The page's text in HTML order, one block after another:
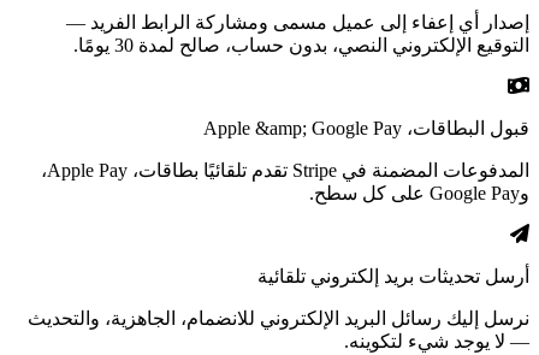
إصدار أي إعفاء إلى عميل مسمى ومشاركة الرابط الفريد —
التوقيع الإلكتروني النصي، بدون حساب، صالح لمدة 30 يومًا.
قبول البطاقات، Apple &amp; Google Pay
المدفوعات المضمنة في Stripe تقدم تلقائيًا بطاقات، Apple Pay،
وGoogle Pay على كل سطح.
أرسل تحديثات بريد إلكتروني تلقائية
نرسل إليك رسائل البريد الإلكتروني للانضمام، الجاهزية، والتحديث
— لا يوجد شيء لتكوينه.